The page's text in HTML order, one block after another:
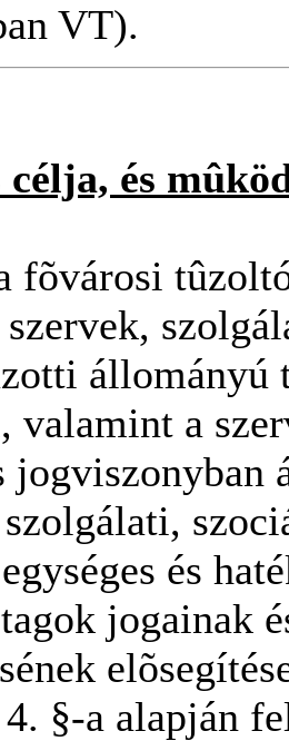
VT).
és
fõvárosi
állományú
valamint a
jogviszonyban
és
jogainak
§-a alapján